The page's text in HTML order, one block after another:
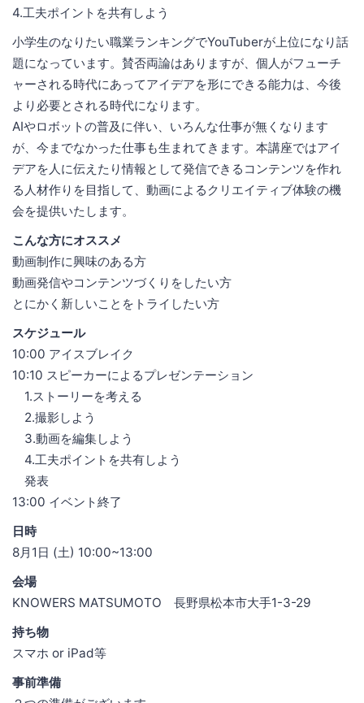
4.工夫ポイントを共有しよう
小学生のなりたい職業ランキングでYouTuberが上位になり話
題になっています。賛否両論はありますが、個人がフューチ
ャーされる時代にあってアイデアを形にできる能力は、今後
より必要とされる時代になります。
AIやロボットの普及に伴い、いろんな仕事が無くなります
が、今までなかった仕事も生まれてきます。本講座ではアイ
デアを人に伝えたり情報として発信できるコンテンツを作れ
る人材作りを目指して、動画によるクリエイティブ体験の機
会を提供いたします。
こんな方にオススメ
動画制作に興味のある方
動画発信やコンテンツづくりをしたい方
とにかく新しいことをトライしたい方
スケジュール
10:00 アイスブレイク
10:10 スピーカーによるプレゼンテーション
1.ストーリーを考える
2.撮影しよう
3.動画を編集しよう
4.工夫ポイントを共有しよう
発表
13:00 イベント終了
日時
8月1日 (土) 10:00~13:00
会場
KNOWERS MATSUMOTO 長野県松本市大手1-3-29
持ち物
スマホ or iPad等
事前準備